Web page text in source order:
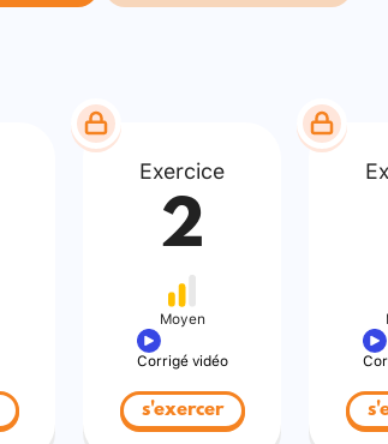
Exercice
2
Moyen
Corrigé vidéo
s'exercer